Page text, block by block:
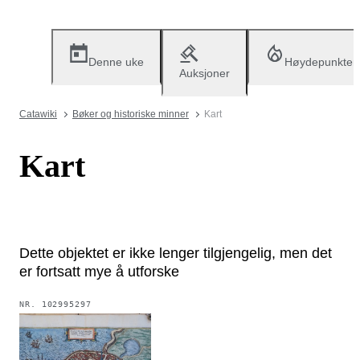
Denne uke
Auksjoner
Høydepunkter
Catawiki Bøker og historiske minner Kart
Kart
Dette objektet er ikke lenger tilgjengelig, men det
er fortsatt mye å utforske
NR. 102995297